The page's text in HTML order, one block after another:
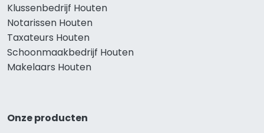
Klussenbedrijf Houten
Notarissen Houten
Taxateurs Houten
Schoonmaakbedrijf Houten
Makelaars Houten
Onze producten